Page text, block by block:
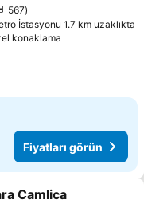
567
İstasyonu 1.7 km uzaklıkta
konaklama
Fiyatları görün
ekle
Camlica